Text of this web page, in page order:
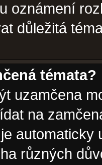
oznámení
důležitá
témata?
uzamčena
na
automaticky
různých